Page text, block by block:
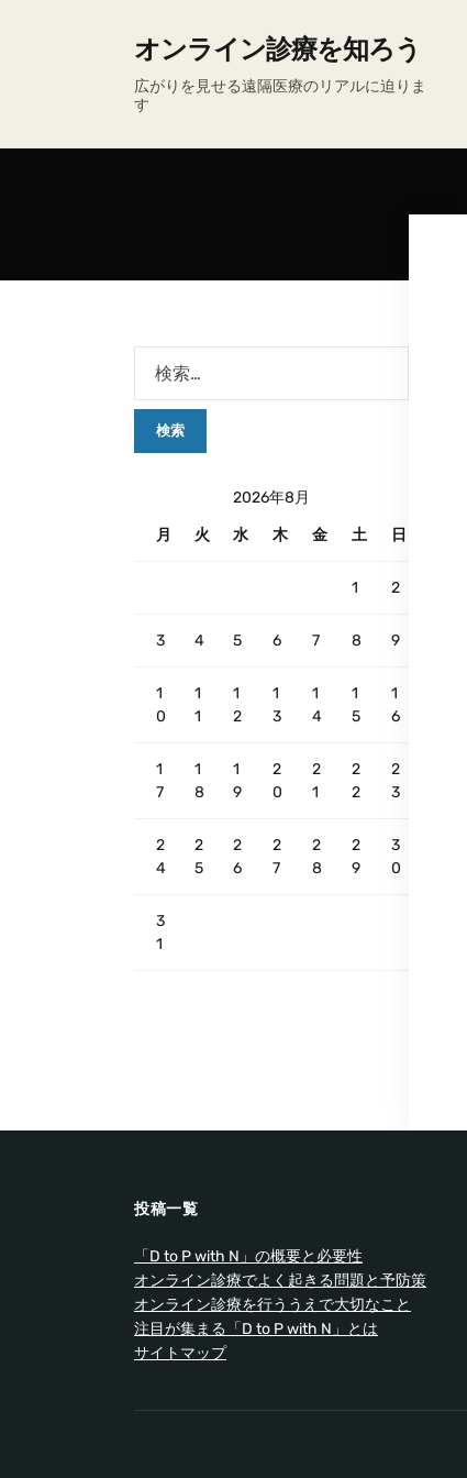
オンライン診療を知ろう
広がりを見せる遠隔医療のリアルに迫りま
す
2026年8月
月
火 水 木 金 土 日
1 2
3 4 5 6 7 8 9
1
0
1
1
1
2
1
3
1
4
1
5
1
6
1
7
1
8
1
9
2
0
2
1
2
2
2
3
2
4
2
5
2
6
2
7
2
8
2
9
3
0
3
1
投稿一覧
「D to P with N」の概要と必要性
オンライン診療でよく起きる問題と予防策
オンライン診療を行ううえで大切なこと
注目が集まる「D to P with N」とは
サイトマップ